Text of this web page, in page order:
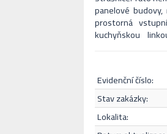
panelové
prostorná
kuchyňskou
oddělené místo
která umístěna
na moderní
promyšlenými
revitalizací
nachází
příležitost pro
evidenční číslo:
stav zakázky:
lokalita: